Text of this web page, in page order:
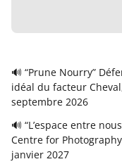
🔊 “Prune Nourry”
idéal du facteur
septembre 2026
🔊 “L’espace entre
Centre for
janvier 2027